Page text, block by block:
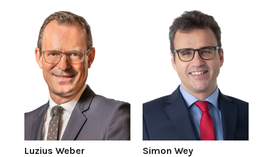
Luzius Weber
Simon Wey